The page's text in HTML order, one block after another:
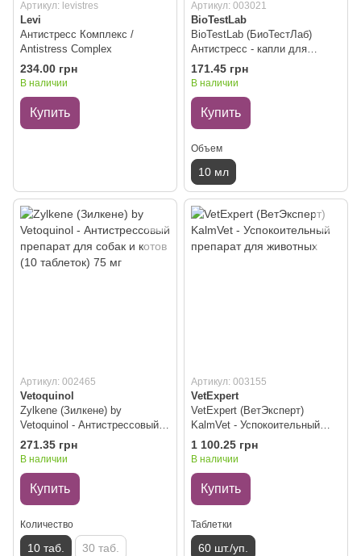
Артикул: levistres
Levi
Антистресс Комплекс /
Аntistress Сomplex
234.00 грн
В наличии
Купить
Артикул: 003021
BioTestLab
BioTestLab (БиоТестЛаб)
Антистресс - капли для
снижения возбуждения и
коррекции поведения, для
171.45 грн
В наличии
Купить
Объем
10 мл
Артикул: 002465
Vetoquinol
Zylkene (Зилкене) by
Vetoquinol - Антистрессовый
препарат для собак и котов
(10 таблеток) 75 мг
271.35 грн
В наличии
Купить
Количество
10 таб. 30 таб.
Артикул: 003155
VetExpert
VetExpert (ВетЭксперт)
KalmVet - Успокоительный
препарат для животных
1 100.25 грн
В наличии
Купить
Таблетки
60 шт./уп.